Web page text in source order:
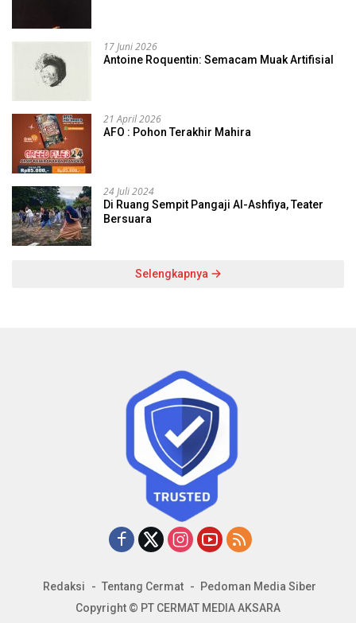
17 Juni 2026
Antoine Roquentin: Semacam Muak Artifisial
21 April 2026
AFO : Pohon Terakhir Mahira
24 Juli 2024
Di Ruang Sempit Pangaji Al-Ashfiya, Teater
Bersuara
Selengkapnya
Redaksi Tentang Cermat
Pedoman Media Siber
Copyright © PT CERMAT MEDIA AKSARA